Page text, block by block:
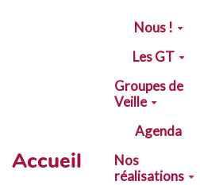
Aller au contenu principal
Accueil
Nous !
Les GT
Groupes de
Veille
Agenda
Nos
réalisations